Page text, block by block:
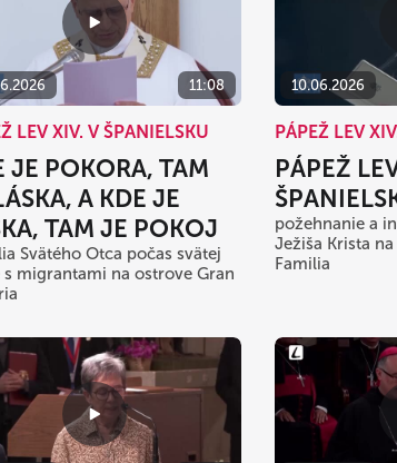
11:08
LEV XIV. V ŠPANIELSKU
JE POKORA, TAM
A KDE JE
TAM JE POKOJ
Svätého Otca počas svätej
s migrantami na ostrove Gran
10.06.2026
PÁPEŽ LEV
PÁPEŽ
požehnanie a
Ježiša Krista
Familia